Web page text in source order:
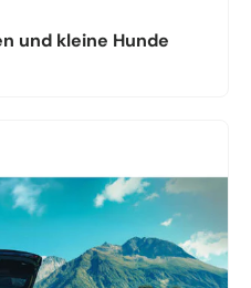
und kleine Hunde